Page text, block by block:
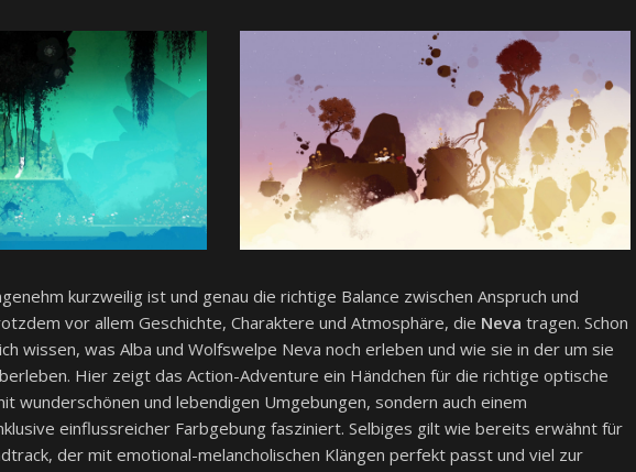
kurzweilig ist und genau die richtige Balance zwischen Anspruch und
vor allem Geschichte, Charaktere und Atmosphäre, die Neva tragen. Schon
wissen, was Alba und Wolfswelpe Neva noch erleben und wie sie in der um sie
Hier zeigt das Action-Adventure ein Händchen für die richtige optische
wunderschönen und lebendigen Umgebungen, sondern auch einem
einflussreicher Farbgebung fasziniert. Selbiges gilt wie bereits erwähnt für
der mit emotional-melancholischen Klängen perfekt passt und viel zur